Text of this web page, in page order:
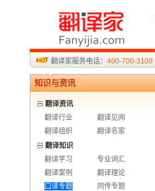
翻译家服务电话： 400-700-3100
知识与资讯
翻译资讯
翻译行业
翻译见闻
翻译组织
翻译名家
翻译知识
翻译学习
专业词汇
翻译案例
翻译理论
口译专题
同传专题